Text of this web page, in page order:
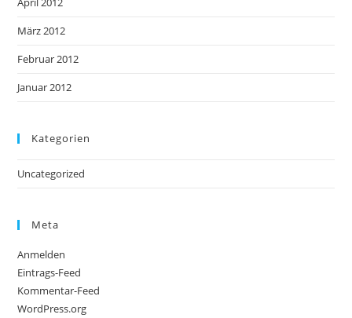
März 2012
Februar 2012
Januar 2012
Kategorien
Uncategorized
Meta
Anmelden
Eintrags-Feed
Kommentar-Feed
WordPress.org